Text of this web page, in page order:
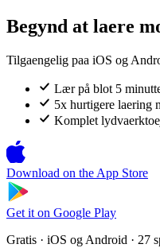
Begynd at laere
Tilgaengelig paa iOS og
Lær på blot 5
5x hurtigere laering
Komplet
Download on the App Store
Get it on Google Play
Gratis · iOS og Android · 27